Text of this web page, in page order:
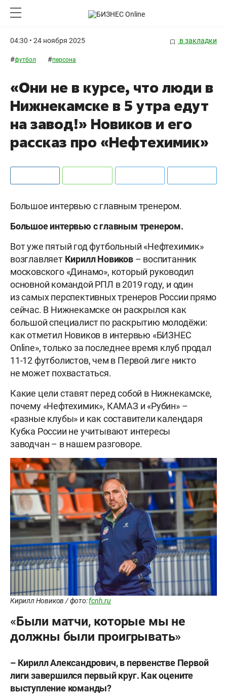
04:30 • 24 ноября 2025 в закладки
#футбол #персона
«Они не в курсе, что люди в
Нижнекамске в 5 утра едут
на завод!» Новиков и его
рассказ про «Нефтехимик»
Большое интервью с главным тренером.
Большое интервью с главным тренером.
Вот уже пятый год футбольный «Нефтехимик»
возглавляет КириллНовиков – воспитанник
московского «Динамо», который руководил
основной командой РПЛ в 2019 году, и один
из самых перспективных тренеров России прямо
сейчас. В Нижнекамске он раскрылся как
большой специалист по раскрытию молодёжи:
как отметил Новиков в интервью «БИЗНЕС
Online», только за последнее время клуб продал
11-12 футболистов, чем в Первой лиге никто
не может похвастаться.
Какие цели ставят перед собой в Нижнекамске,
почему «Нефтехимик», КАМАЗ и «Рубин» –
«разные клубы» и как составители календаря
Кубка России не учитывают интересы
заводчан – в нашем разговоре.
Кирилл Новиков / фото:fcnh.ru
«Были матчи, которые мы не
должны были проигрывать»
– Кирилл Александрович, в первенстве Первой
лиги завершился первый круг. Как оцените
выступление команды?